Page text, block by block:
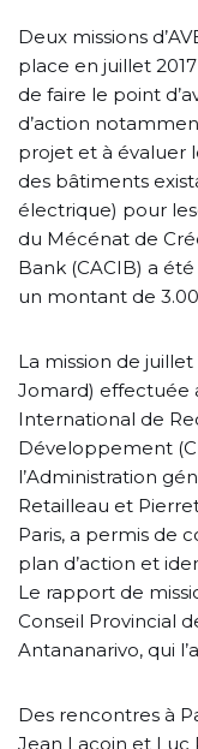
Deux missions
place en juillet
de faire le point
d’action
projet et à évaluer
des bâtiments
électrique) pour
du Mécénat de
Bank (CACIB) a
un montant de
La mission de juillet
Jomard) effectuée
International de
Développement
l’Administration
Retailleau et
Paris, a permis de
plan d’action et
Le rapport de
Conseil Provincial
Antananarivo, qui
Des rencontres à
Jean Lacoin et Luc